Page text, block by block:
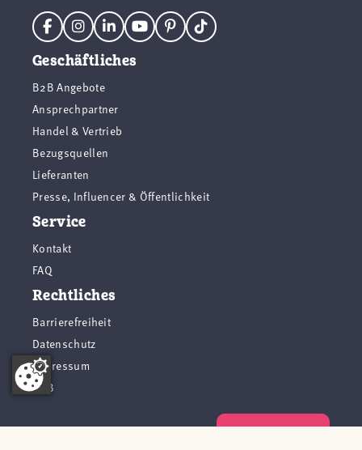
Geschäftliches
B2B Angebote
Ansprechpartner
Handel & Vertrieb
Bezugsquellen
Lieferanten
Presse, Influencer & Öffentlichkeit
Service
Kontakt
FAQ
Rechtliches
Barrierefreiheit
Datenschutz
Impressum
AGB